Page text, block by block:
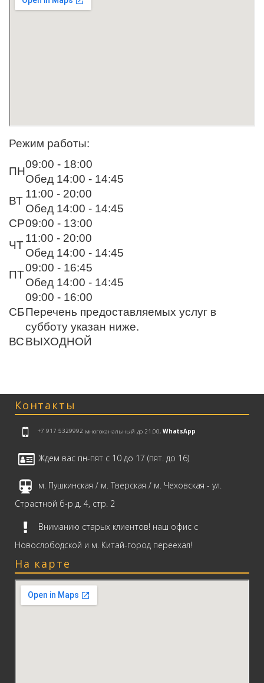
Режим работы:
ПН
09:00 - 18:00
Обед 14:00 - 14:45
ВТ
11:00 - 20:00
Обед 14:00 - 14:45
СР09:00 - 13:00
ЧТ
11:00 - 20:00
Обед 14:00 - 14:45
ПТ
09:00 - 16:45
Обед 14:00 - 14:45
СБ
09:00 - 16:00
Перечень предоставляемых услуг в
субботу указан ниже.
ВСВЫХОДНОЙ
Контакты
+7 917 5329992 многоканальный до 21.00, WhatsApp
Ждем вас пн-пят с 10 до 17 (пят. до 16)
м. Пушкинская / м. Тверская / м. Чеховская - ул.
Страстной б-р д. 4, стр. 2
Вниманию старых клиентов! наш офис с
Новослободской и м. Китай-город переехал!
На карте